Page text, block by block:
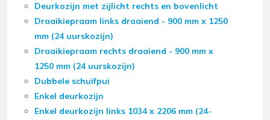
Deurkozijn met zijlicht rechts en bovenlicht
Draaikiepraam links draaiend - 900 mm x 1250
mm (24 uurskozijn)
Draaikiepraam rechts draaiend - 900 mm x
1250 mm (24 uurskozijn)
Dubbele schuifpui
Enkel deurkozijn
Enkel deurkozijn links 1034 x 2206 mm (24-